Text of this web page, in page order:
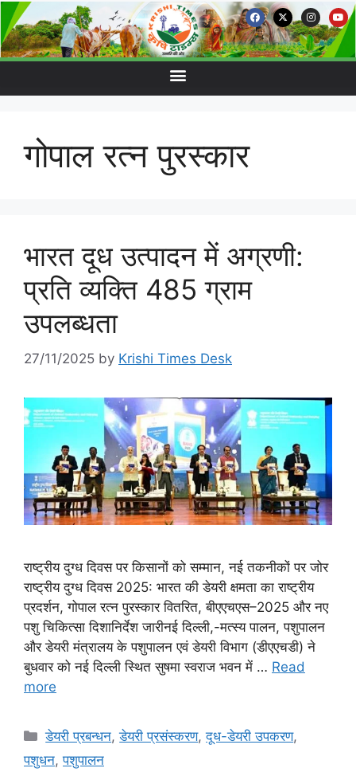
गोपाल रत्न पुरस्कार
भारत दूध उत्पादन में अग्रणी:
प्रति व्यक्ति 485 ग्राम
उपलब्धता
27/11/2025 by Krishi Times Desk
राष्ट्रीय दुग्ध दिवस पर किसानों को सम्मान, नई तकनीकों पर जोर
राष्ट्रीय दुग्ध दिवस 2025: भारत की डेयरी क्षमता का राष्ट्रीय
प्रदर्शन, गोपाल रत्न पुरस्कार वितरित, बीएएचएस–2025 और नए
पशु चिकित्सा दिशानिर्देश जारीनई दिल्ली,-मत्स्य पालन, पशुपालन
और डेयरी मंत्रालय के पशुपालन एवं डेयरी विभाग (डीएएचडी) ने
बुधवार को नई दिल्ली स्थित सुषमा स्वराज भवन में … Read
more
डेयरी प्रबन्धन,डेयरी प्रसंस्करण,दूध-डेयरी उपकरण,
पशुधन,पशुपालन